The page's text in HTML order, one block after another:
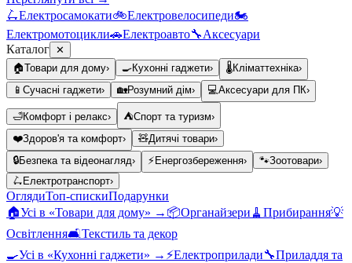
🛴Електросамокати🚲Електровелосипеди🏍️
Електромотоцикли🚗Електроавто🔧Аксесуари
Каталог ✕
🏠Товари для дому› 🍳Кухонні гаджети› 🌡️Кліматтехніка›
📱 Сучасні гаджети› 🏡Розумний дім› 💻Аксесуари для ПК›
🛁Комфорт і релакс› ⛺Спорт та туризм›
❤️Здоров'я та комфорт› 🧸Дитячі товари›
🔒Безпека та відеонагляд› ⚡ Енергозбереження› 🐾Зоотовари›
🛴 Електротранспорт›
ОглядиТоп-спискиПодарунки
🏠Усі в «Товари для дому» → 📦Органайзери 🧹 Прибирання💡
Освітлення🛋️Текстиль та декор
🍳Усі в «Кухонні гаджети» → ⚡Електроприлади🔧Приладдя та